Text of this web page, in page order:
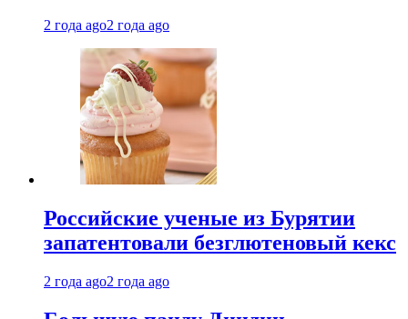
2 года ago2 года ago
Российские ученые из Бурятии
запатентовали безглютеновый кекс
2 года ago2 года ago